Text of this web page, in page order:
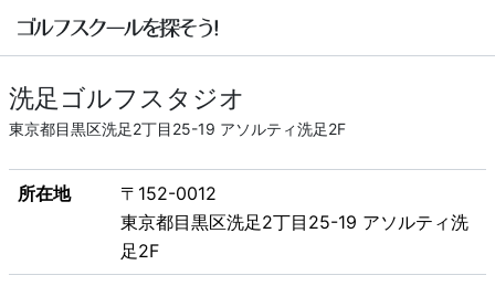
洗足ゴルフスタジオ
東京都目黒区洗足2丁目25-19 アソルティ洗足2F
所在地
〒152-0012
東京都目黒区洗足2丁目25-19 アソルティ洗
足2F